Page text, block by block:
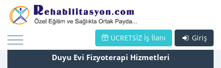
Giriş
ÜCRETSİZ İş İlanı
Duyu Evi Fizyoterapi Hizmetleri